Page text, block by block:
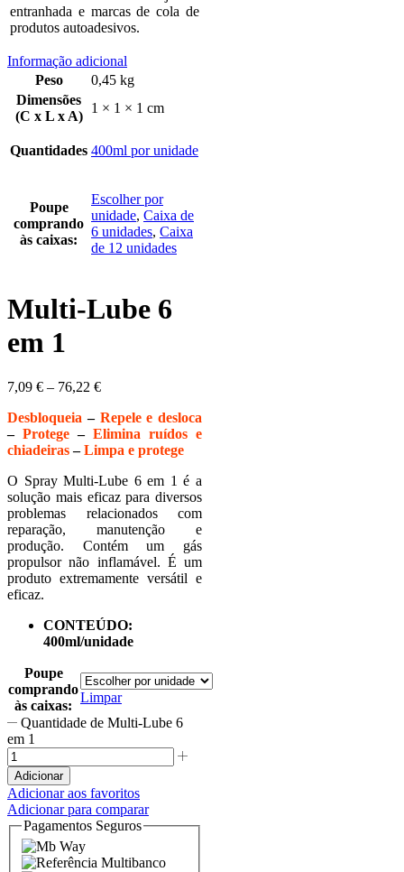
entranhada e marcas de cola de
produtos autoadesivos.
Informação adicional
Peso
0,45 kg
Dimensões
(C x L x A)
1 × 1 × 1 cm
Quantidades 400ml por unidade
Poupe
comprando
às caixas:
Escolher por
unidade, Caixa de
6 unidades, Caixa
de 12 unidades
Multi-Lube 6
em 1
7,09 € – 76,22 €
Desbloqueia – Repele e desloca
– Protege – Elimina ruídos e
chiadeiras–Limpa e protege
O Spray Multi-Lube 6 em 1 é a
solução mais eficaz para diversos
problemas relacionados com
reparação, manutenção e
produção. Contém um gás
propulsor não inflamável. É um
produto extremamente versátil e
eficaz.
CONTEÚDO:
400ml/unidade
Poupe
comprando
às caixas:
Limpar
Quantidade de Multi-Lube 6
em 1
Adicionar
Adicionar aos favoritos
Adicionar para comparar
Pagamentos Seguros